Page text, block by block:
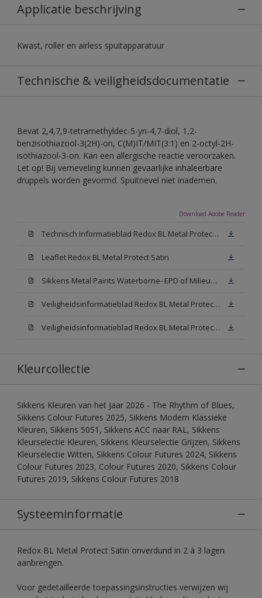
Applicatie beschrijving
Kwast, roller en airless spuitapparatuur
Technische & veiligheidsdocumentatie
Bevat 2,4,7,9-tetramethyldec-5-yn-4,7-diol, 1,2-
benzisothiazool-3(2H)-on, C(M)IT/MIT(3:1) en 2-octyl-2H-
isothiazool-3-on. Kan een allergische reactie veroorzaken.
Let op! Bij verneveling kunnen gevaarlijke inhaleerbare
druppels worden gevormd. Spuitnevel niet inademen.
Download Adobe Reader
Technisch Informatieblad Redox BL Metal Protect (PDF)
Leaflet Redox BL Metal Protect Satin
Sikkens Metal Paints Waterborne- EPD of Milieuproductverklaring
Veiligheidsinformatieblad Redox BL Metal Protect Satin N00 (MSDS)
Veiligheidsinformatieblad Redox BL Metal Protect Satin White W05 (MSDS)
Kleurcollectie
Sikkens Kleuren van het Jaar 2026 - The Rhythm of Blues,
Sikkens Colour Futures 2025, Sikkens Modern Klassieke
Kleuren, Sikkens 5051, Sikkens ACC naar RAL, Sikkens
Kleurselectie Kleuren, Sikkens Kleurselectie Grijzen, Sikkens
Kleurselectie Witten, Sikkens Colour Futures 2024, Sikkens
Colour Futures 2023, Colour Futures 2020, Sikkens Colour
Futures 2019, Sikkens Colour Futures 2018
Systeeminformatie
Redox BL Metal Protect Satin onverdund in 2 à 3 lagen
aanbrengen.
Voor gedetailleerde toepassingsinstructies verwijzen wij